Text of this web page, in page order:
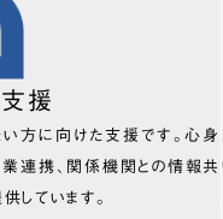
援
方に向けた支援です。心身
連携、関係機関との情報共
しています。